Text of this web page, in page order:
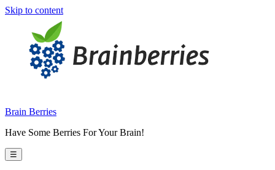
Skip to content
Brain Berries
Have Some Berries For Your Brain!
☰